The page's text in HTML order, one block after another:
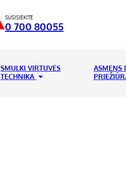
SUSISIEKITE
0 700 80055
SMULKI VIRTUVĖS
TECHNIKA
ASMENS